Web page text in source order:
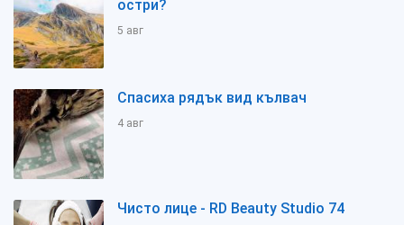
остри?
5 авг
Спасиха рядък вид кълвач
4 авг
Чисто лице - RD Beauty Studio 74